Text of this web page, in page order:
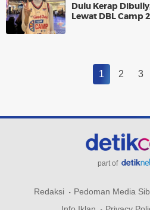
Dulu Kerap
Lewat DBL Camp
1 2 3
part of
Redaksi Pedoman Media